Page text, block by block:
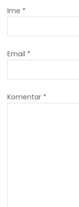
Ime *
Email *
Komentar *